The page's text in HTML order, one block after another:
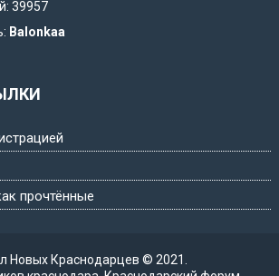
39957
Balonkaa
прочтённые
Новых Краснодарцев © 2021.